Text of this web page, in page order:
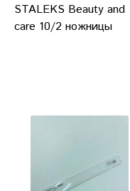
STALEKS Beauty and
care 10/2 ножницы